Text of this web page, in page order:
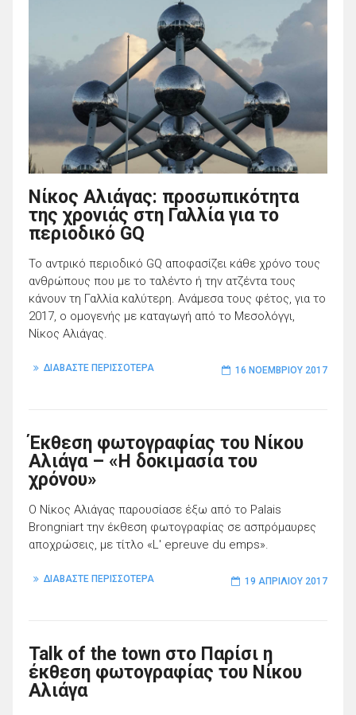
Νίκος Αλιάγας: προσωπικότητα
της χρονιάς στη Γαλλία για το
περιοδικό GQ
To αντρικό περιοδικό GQ αποφασίζει κάθε χρόνο τους
ανθρώπους που με το ταλέντο ή την ατζέντα τους
κάνουν τη Γαλλία καλύτερη. Ανάμεσα τους φέτος, για το
2017, ο ομογενής με καταγωγή από το Μεσολόγγι,
Νίκος Αλιάγας.
ΔΙΑΒΑΣΤΕ ΠΕΡΙΣΣΟΤΕΡΑ 16 ΝΟΕΜΒΡΊΟΥ 2017
Έκθεση φωτογραφίας του Νίκου
Αλιάγα – «Η δοκιμασία του
χρόνου»
Ο Νίκος Αλιάγας παρουσίασε έξω από το Palais
Brongniart την έκθεση φωτογραφίας σε ασπρόμαυρες
αποχρώσεις, με τίτλο «L' epreuve du emps».
ΔΙΑΒΑΣΤΕ ΠΕΡΙΣΣΟΤΕΡΑ 19 ΑΠΡΙΛΊΟΥ 2017
Talk of the town στο Παρίσι η
έκθεση φωτογραφίας του Νίκου
Αλιάγα